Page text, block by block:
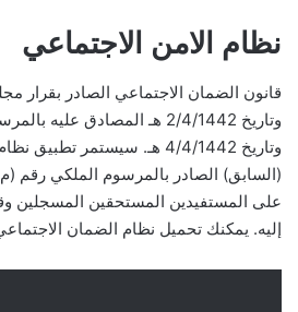
نظام الامن الاجتماعي
وتاريخ 4/4/1442 هـ. سيستمر
على المستفيدين المستحقين المسجلين
إليه. يمكنك تحميل نظام الضمان